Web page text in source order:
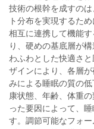
技術の根幹を成すの
ト分布を実現するた
相互に連携して機能
り、硬めの基底層が
わふわとした快適さ
ザインにより、各層
みによる睡眠の質の
康状態、年齢、体重
った要因によって、
す。調節可能なフォ